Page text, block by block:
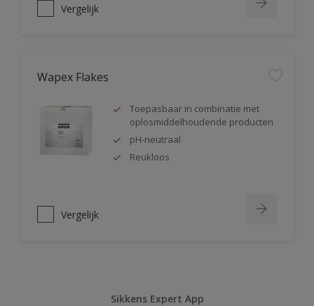
Vergelijk
Wapex Flakes
Toepasbaar in combinatie met
oplosmiddelhoudende producten
pH-neutraal
Reukloos
Vergelijk
Sikkens Expert App